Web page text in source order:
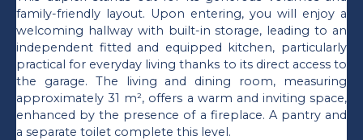
family-friendly layout. Upon entering, you will enjoy a
welcoming hallway with built-in storage, leading to an
independent fitted and equipped kitchen, particularly
practical for everyday living thanks to its direct access to
the garage. The living and dining room, measuring
approximately 31 m², offers a warm and inviting space,
enhanced by the presence of a fireplace. A pantry and
a separate toilet complete this level.